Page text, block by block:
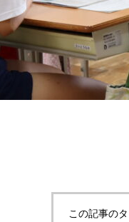
この記事の